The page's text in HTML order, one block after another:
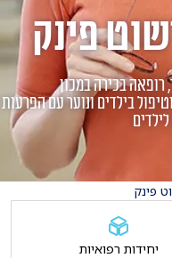
פינק
רופאה בכירה במכון
בילדים ונוער עם הפרעות
פינק
יחידות רפואיות